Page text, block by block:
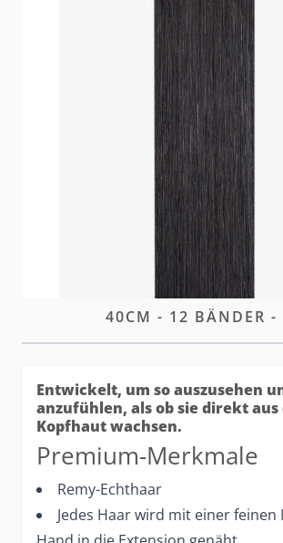
Unsere Plus Tapes eignen sich
Bereiche und wirken wie aus der
gewachsen – fast unsichtbar.
załóż kontoaby
TAPE-IN
40CM - 12 BÄNDER -
Entwickelt, um so auszusehen
anzufühlen, als ob sie direkt aus
Kopfhaut wachsen.
Premium-Merkmale
Remy-Echthaar
Jedes Haar wird mit einer feinen